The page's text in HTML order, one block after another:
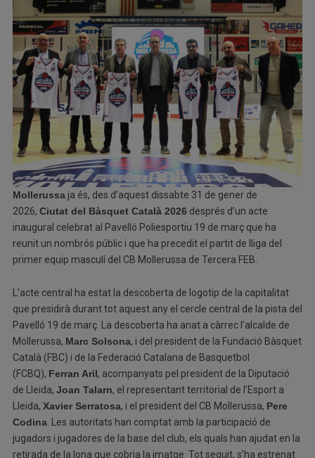
Mollerussaja és, des d’aquest dissabte 31 de gener de
2026, Ciutat del Bàsquet Català 2026 després d’un acte
inaugural celebrat al Pavelló Poliesportiu 19 de març que ha
reunit un nombrós públic i que ha precedit el partit de lliga del
primer equip masculí del CB Mollerussa de Tercera FEB.
L’acte central ha estat la descoberta de logotip de la capitalitat
que presidirà durant tot aquest any el cercle central de la pista del
Pavelló 19 de març. La descoberta ha anat a càrrec l’alcalde de
Mollerussa, Marc Solsona, i del president de la Fundació Bàsquet
Català (FBC) i de la Federació Catalana de Basquetbol
(FCBQ), Ferran Aril, acompanyats pel president de la Diputació
de Lleida, Joan Talarn, el representant territorial de l’Esport a
Lleida, Xavier Serratosa, i el president del CB Mollerussa, Pere
Codina. Les autoritats han comptat amb la participació de
jugadors i jugadores de la base del club, els quals han ajudat en la
retirada de la lona que cobria la imatge. Tot seguit, s’ha estrenat